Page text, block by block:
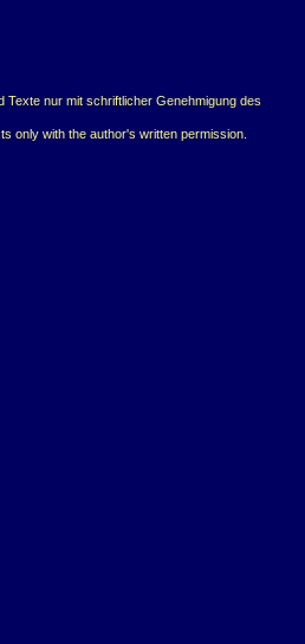
Texte nur mit schriftlicher Genehmigung des
only with the author's written permission.